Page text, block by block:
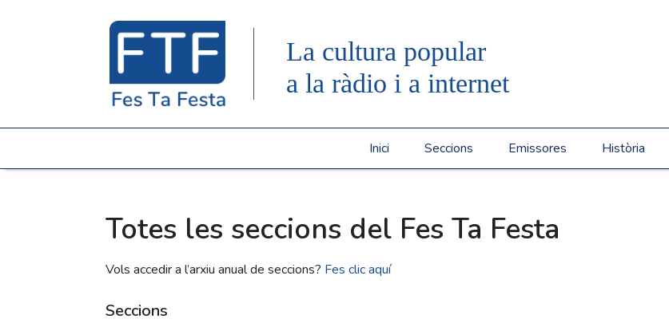
La cultura popular
a la ràdio i a internet
Inici Seccions Emissores Història
Totes les seccions del Fes Ta Festa
Vols accedir a l’arxiu anual de seccions? Fes clic aquí
Seccions